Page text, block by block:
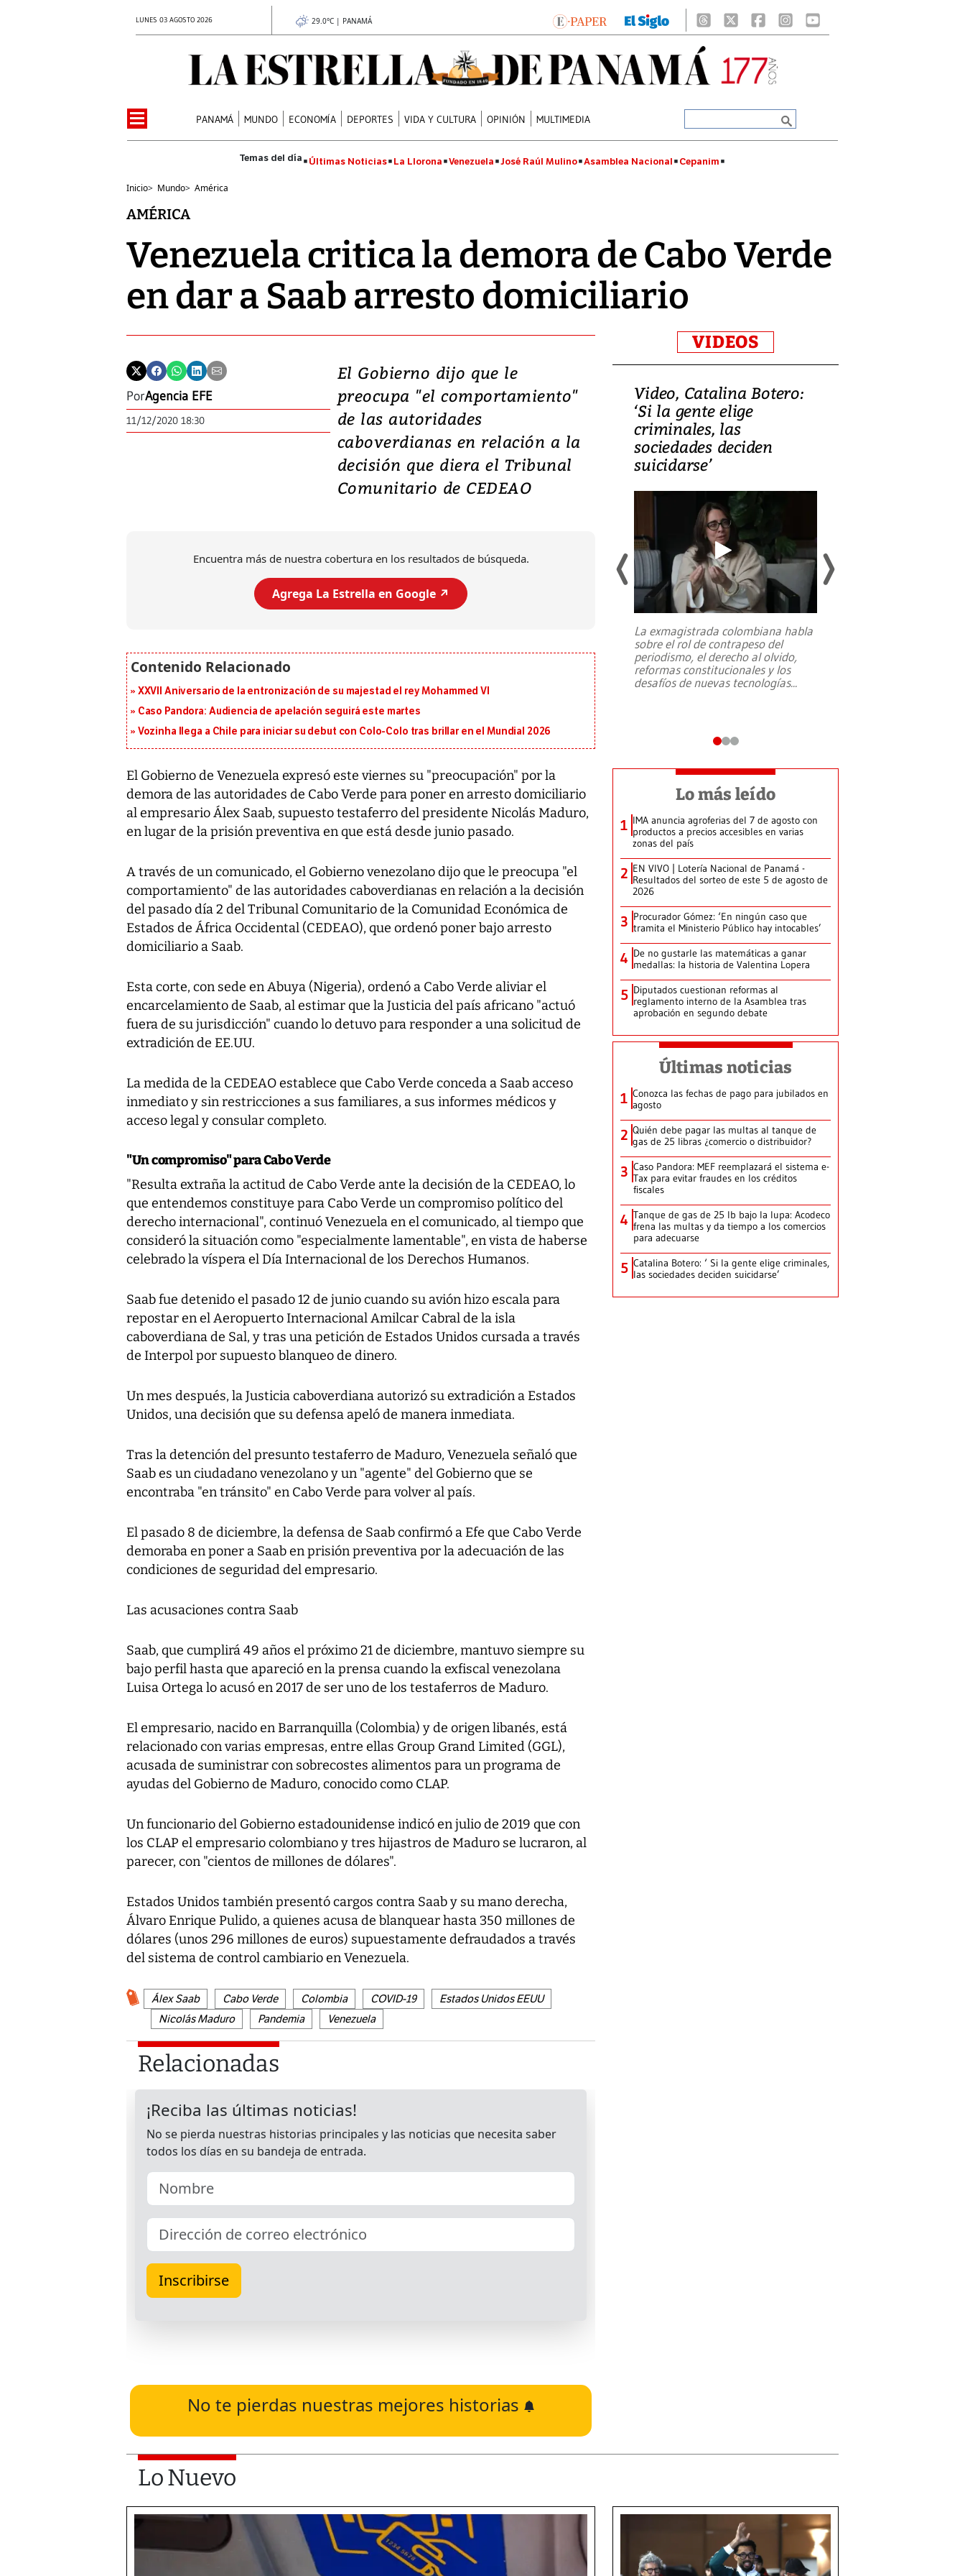
LUNES 03 AGOSTO 2026 29.0°C | PANAMÁ
PANAMÁ MUNDO ECONOMÍA DEPORTES VIDA Y CULTURA OPINIÓN MULTIMEDIA
Últimas Noticias La Llorona Venezuela José Raúl Mulino Asamblea Nacional Cepanim
Inicio> Mundo> América
AMÉRICA
Venezuela critica la demora de Cabo Verde
en dar a Saab arresto domiciliario
PorAgencia EFE
11/12/2020 18:30
El Gobierno dijo que le
preocupa "el comportamiento"
de las autoridades
caboverdianas en relación a la
decisión que diera el Tribunal
Comunitario de CEDEAO
Encuentra más de nuestra cobertura en los resultados de búsqueda.
Agrega La Estrella en Google ↗️
XXVII Aniversario de la entronización de su majestad el rey Mohammed VI
Caso Pandora: Audiencia de apelación seguirá este martes
Vozinha llega a Chile para iniciar su debut con Colo-Colo tras brillar en el Mundial 2026
El Gobierno de Venezuela expresó este viernes su "preocupación" por la
demora de las autoridades de Cabo Verde para poner en arresto domiciliario
al empresario Álex Saab, supuesto testaferro del presidente Nicolás Maduro,
en lugar de la prisión preventiva en que está desde junio pasado.
A través de un comunicado, el Gobierno venezolano dijo que le preocupa "el
comportamiento" de las autoridades caboverdianas en relación a la decisión
del pasado día 2 del Tribunal Comunitario de la Comunidad Económica de
Estados de África Occidental (CEDEAO), que ordenó poner bajo arresto
domiciliario a Saab.
Esta corte, con sede en Abuya (Nigeria), ordenó a Cabo Verde aliviar el
encarcelamiento de Saab, al estimar que la Justicia del país africano "actuó
fuera de su jurisdicción" cuando lo detuvo para responder a una solicitud de
extradición de EE.UU.
La medida de la CEDEAO establece que Cabo Verde conceda a Saab acceso
inmediato y sin restricciones a sus familiares, a sus informes médicos y
acceso legal y consular completo.
"Un compromiso" para Cabo Verde
"Resulta extraña la actitud de Cabo Verde ante la decisión de la CEDEAO, lo
que entendemos constituye para Cabo Verde un compromiso político del
derecho internacional", continuó Venezuela en el comunicado, al tiempo que
consideró la situación como "especialmente lamentable", en vista de haberse
celebrado la víspera el Día Internacional de los Derechos Humanos.
Saab fue detenido el pasado 12 de junio cuando su avión hizo escala para
repostar en el Aeropuerto Internacional Amilcar Cabral de la isla
caboverdiana de Sal, y tras una petición de Estados Unidos cursada a través
de Interpol por supuesto blanqueo de dinero.
Un mes después, la Justicia caboverdiana autorizó su extradición a Estados
Unidos, una decisión que su defensa apeló de manera inmediata.
Tras la detención del presunto testaferro de Maduro, Venezuela señaló que
Saab es un ciudadano venezolano y un "agente" del Gobierno que se
encontraba "en tránsito" en Cabo Verde para volver al país.
El pasado 8 de diciembre, la defensa de Saab confirmó a Efe que Cabo Verde
demoraba en poner a Saab en prisión preventiva por la adecuación de las
condiciones de seguridad del empresario.
Las acusaciones contra Saab
Saab, que cumplirá 49 años el próximo 21 de diciembre, mantuvo siempre su
bajo perfil hasta que apareció en la prensa cuando la exfiscal venezolana
Luisa Ortega lo acusó en 2017 de ser uno de los testaferros de Maduro.
El empresario, nacido en Barranquilla (Colombia) y de origen libanés, está
relacionado con varias empresas, entre ellas Group Grand Limited (GGL),
acusada de suministrar con sobrecostes alimentos para un programa de
ayudas del Gobierno de Maduro, conocido como CLAP.
Un funcionario del Gobierno estadounidense indicó en julio de 2019 que con
los CLAP el empresario colombiano y tres hijastros de Maduro se lucraron, al
parecer, con "cientos de millones de dólares".
Estados Unidos también presentó cargos contra Saab y su mano derecha,
Álvaro Enrique Pulido, a quienes acusa de blanquear hasta 350 millones de
dólares (unos 296 millones de euros) supuestamente defraudados a través
del sistema de control cambiario en Venezuela.
Álex Saab Cabo Verde Colombia COVID-19
Estados Unidos EEUU
Nicolás Maduro
Pandemia Venezuela
Relacionadas
No te pierdas nuestras mejores historias
VIDEOS
Video, Japón: Terremoto
deja heridos y graves
daños en Kumamoto
Un fuerte terremoto de magnitud
7,1 se registró este martes 28 de
Video, Catalina Botero:
‘Si la gente elige
criminales, las
sociedades deciden
suicidarse’
La exmagistrada colombiana habla
sobre el rol de contrapeso del
periodismo, el derecho al olvido,
reformas constitucionales y los
desafíos de nuevas tecnologías...
Lo más leído
1 IMA anuncia agroferias del 7 de agosto con
productos a precios accesibles en varias
zonas del país
2 EN VIVO | Lotería Nacional de Panamá -
Resultados del sorteo de este 5 de agosto de
2026
3 Procurador Gómez: ‘En ningún caso que
tramita el Ministerio Público hay intocables’
4 De no gustarle las matemáticas a ganar
medallas: la historia de Valentina Lopera
5 Diputados cuestionan reformas al
reglamento interno de la Asamblea tras
aprobación en segundo debate
Últimas noticias
1 Conozca las fechas de pago para jubilados en
agosto
2 Quién debe pagar las multas al tanque de
gas de 25 libras ¿comercio o distribuidor?
3 Caso Pandora: MEF reemplazará el sistema e-
Tax para evitar fraudes en los créditos
fiscales
4 Tanque de gas de 25 lb bajo la lupa: Acodeco
frena las multas y da tiempo a los comercios
para adecuarse
5 Catalina Botero: ‘ Si la gente elige criminales,
las sociedades deciden suicidarse’
Lo Nuevo